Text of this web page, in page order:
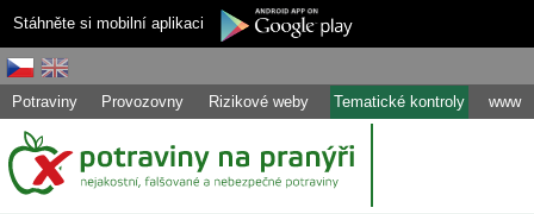
Stáhněte si mobilní aplikaci
Potraviny Provozovny Rizikové weby Tematické kontroly www